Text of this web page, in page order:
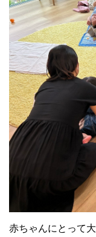
赤ちゃんにとって